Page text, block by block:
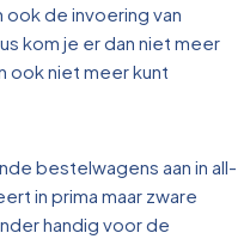
de invoering van
kom je er dan niet meer
ook niet meer kunt
bestelwagens aan in all-
in prima maar zware
handig voor de